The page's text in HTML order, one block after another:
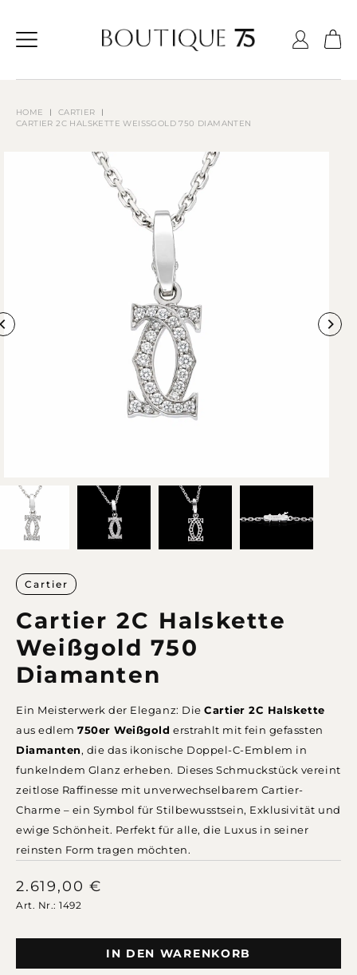
springen
HOME
CARTIER
CARTIER 2C HALSKETTE WEISSGOLD 750 DIAMANTEN
Cartier
Cartier 2C Halskette
Weißgold 750
Diamanten
Ein Meisterwerk der Eleganz: DieCartier 2C Halskette
aus edlem750er Weißgold erstrahlt mit fein gefassten
Diamanten, die das ikonische Doppel-C-Emblem in
funkelndem Glanz erheben. Dieses Schmuckstück vereint
zeitlose Raffinesse mit unverwechselbarem Cartier-
Charme – ein Symbol für Stilbewusstsein, Exklusivität und
ewige Schönheit. Perfekt für alle, die Luxus in seiner
reinsten Form tragen möchten.
2.619,00€
Art. Nr.: 1492
IN DEN WARENKORB